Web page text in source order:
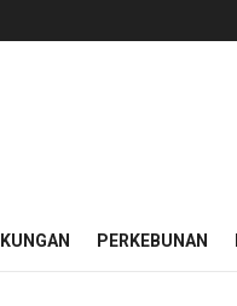
PERKEBUNAN